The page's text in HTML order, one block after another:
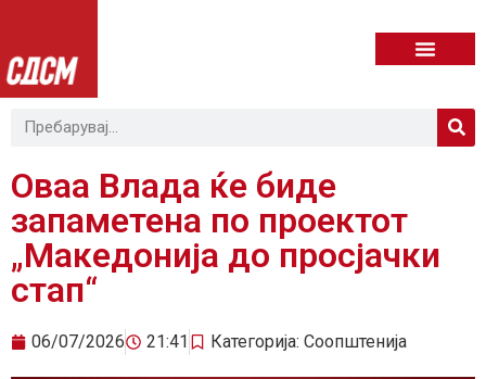
Оваа Влада ќе биде
запаметена по проектот
„Македонија до просјачки
стап“
06/07/2026 21:41 Категорија: Соопштенија